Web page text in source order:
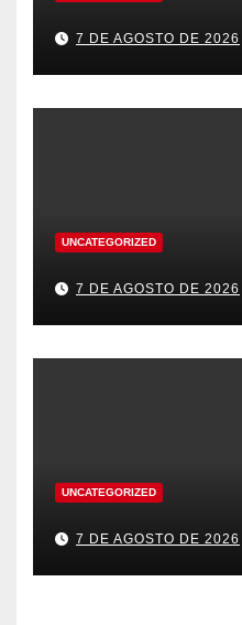
7 DE AGOSTO DE 2026
UNCATEGORIZED
7 DE AGOSTO DE 2026
UNCATEGORIZED
7 DE AGOSTO DE 2026